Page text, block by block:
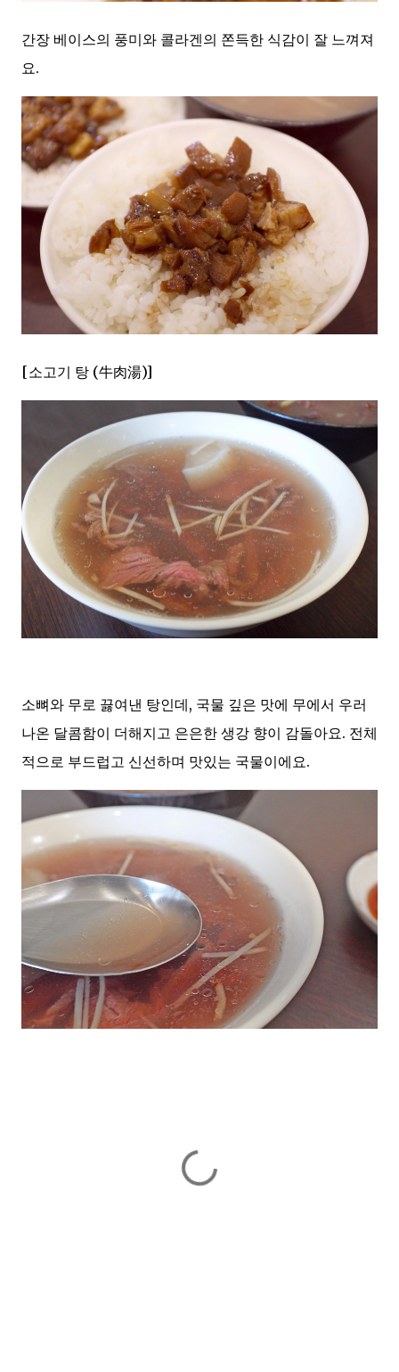
간장 베이스의 풍미와 콜라겐의 쫀득한 식감이 잘 느껴져
요.
[소고기 탕 (牛肉湯)]
소뼈와 무로 끓여낸 탕인데, 국물 깊은 맛에 무에서 우러
나온 달콤함이 더해지고 은은한 생강 향이 감돌아요. 전체
적으로 부드럽고 신선하며 맛있는 국물이에요.